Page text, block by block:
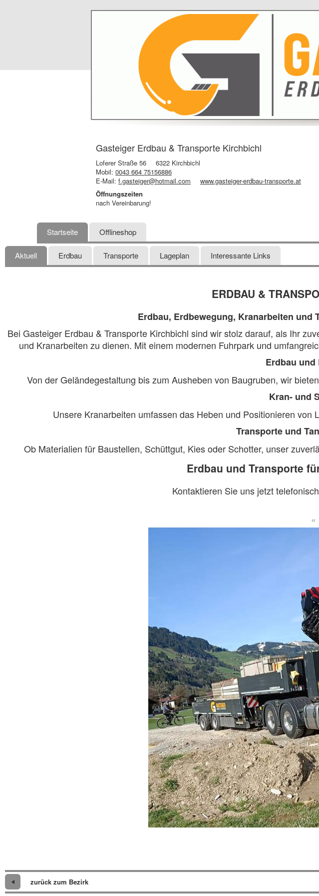
Gasteiger Erdbau & Transporte Kirchbichl
Loferer Straße 56
6322 Kirchbichl
Mobil: 0043 664 75156886
E-Mail: f.gasteiger@hotmail.com
www.gasteiger-erdbau-transporte.at
Öffnungszeiten
nach Vereinbarung!
Startseite Offlineshop
Aktuell Erdbau Transporte Lageplan Interessante Links
ERDBAU &
Erdbau, Erdbewegung, Kranarbeiten
Bei Gasteiger Erdbau & Transporte Kirchbichl sind wir stolz darauf, als Ihr
und Kranarbeiten zu dienen. Mit einem modernen Fuhrpark und
Erdbau
Von der Geländegestaltung bis zum Ausheben von Baugruben, wir
Kran- und
Unsere Kranarbeiten umfassen das Heben und Positionieren
Transporte und
Ob Materialien für Baustellen, Schüttgut, Kies oder Schotter, unser
Erdbau und Transporte
Kontaktieren Sie uns jetzt
«
zurück zum Bezirk